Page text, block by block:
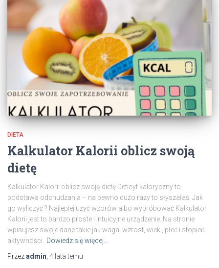
DIETA
Kalkulator Kalorii oblicz swoją
dietę
Kalkulator Kalorii oblicz swoją dietę Deficyt kaloryczny to
podstawa odchudzania – na pewno dużo razy to słyszałaś. Jak
go wyliczyć ? Najlepiej użyć wzorów albo wypróbować Kalkulator
Kalorii jest to bardzo proste i intuicyjne urządzenie. Na stronie
wpisujesz swoje dane takie jak waga, wzrost, wiek , płeć i stopień
aktywności.
Dowiedz się więcej…
Przezadmin 4 latatemu